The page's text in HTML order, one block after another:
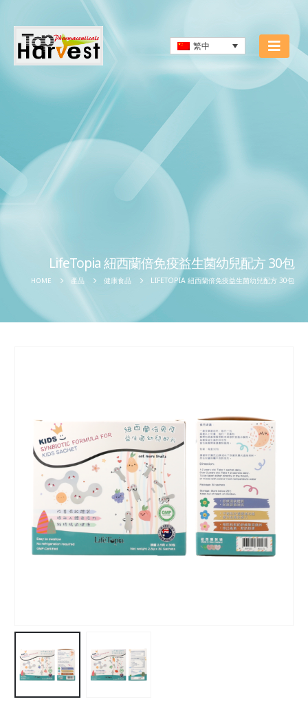
繁中
LifeTopia 紐西蘭倍免疫益生菌幼兒配方 30包
HOME 產品 健康食品 LIFETOPIA 紐西蘭倍免疫益生菌幼兒配方 30包